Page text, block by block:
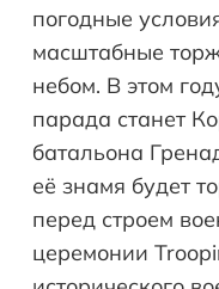
погодные
масштабные
небом. В этом
парада станет
батальона
её знамя будет
перед строем
церемонии